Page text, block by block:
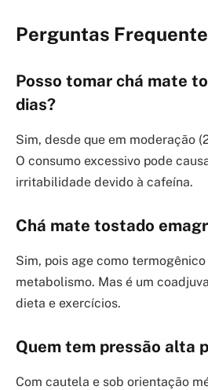
Perguntas
Posso tomar chá mate
dias?
Sim, desde que em moderação
O consumo excessivo pode
irritabilidade devido à cafeína.
Chá mate tostado
Sim, pois age como
metabolismo. Mas é um
dieta e exercícios.
Quem tem pressão alta
Com cautela e sob orientação